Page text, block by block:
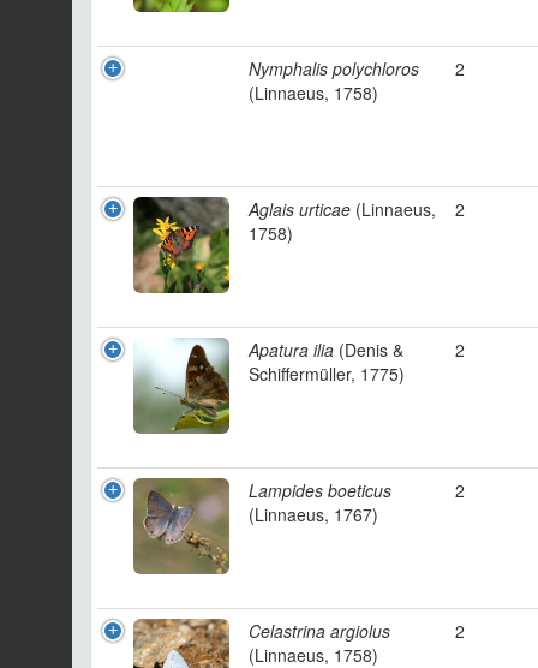
Nymphalis polychloros
(Linnaeus, 1758)
2
Aglais urticae (Linnaeus,
1758)
2
Apatura ilia (Denis &
Schiffermüller, 1775)
2
Lampides boeticus
(Linnaeus, 1767)
2
Celastrina argiolus
(Linnaeus, 1758)
2